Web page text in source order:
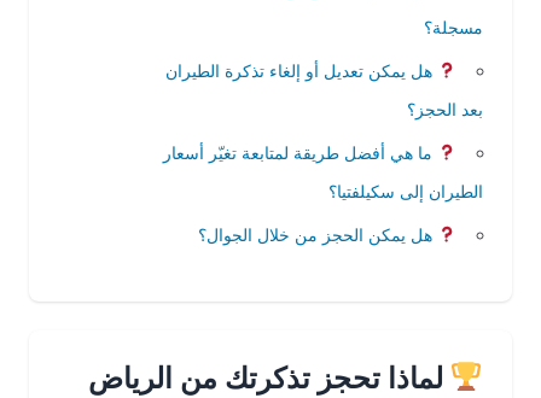
مسجلة؟
هل يمكن تعديل أو إلغاء تذكرة الطيران
بعد الحجز؟
ما هي أفضل طريقة لمتابعة تغيّر أسعار
الطيران إلى سكيلفتيا؟
هل يمكن الحجز من خلال الجوال؟
لماذا تحجز تذكرتك من الرياض